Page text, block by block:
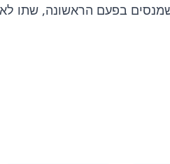
בפעם הראשונה, שתו לא